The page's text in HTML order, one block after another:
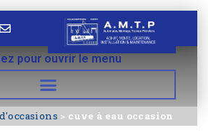
pour ouvrir le menu
> cuve à eau occasion